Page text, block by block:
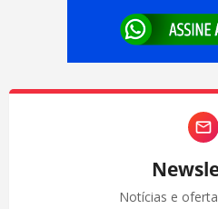
Notícias e